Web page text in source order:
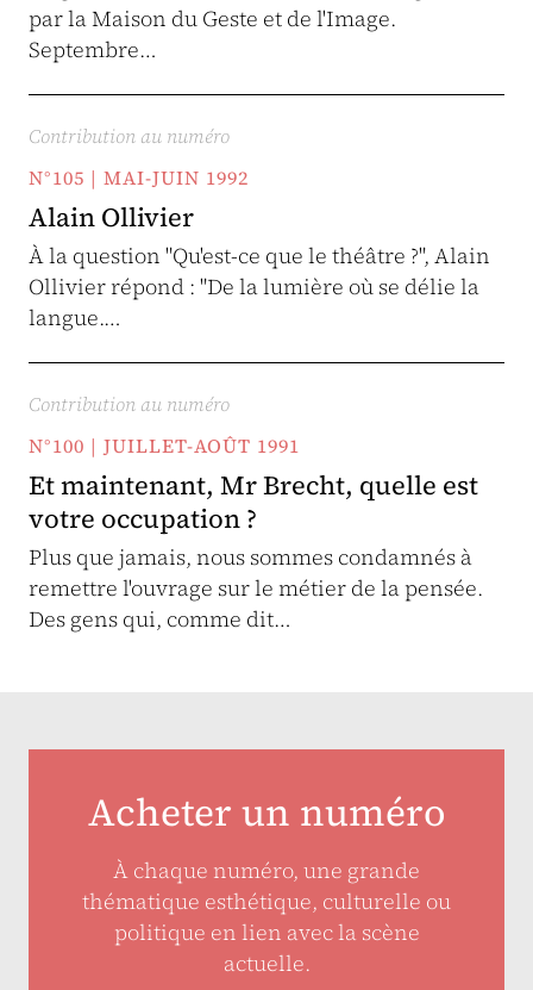
par la Maison du Geste et de l'Image.
Septembre…
Contribution au numéro
N°105 | MAI-JUIN 1992
Alain Ollivier
À la question "Qu'est-ce que le théâtre ?", Alain
Ollivier répond : "De la lumière où se délie la
langue.…
Contribution au numéro
N°100 | JUILLET-AOÛT 1991
Et maintenant, Mr Brecht, quelle est
votre occupation ?
Plus que jamais, nous sommes condamnés à
remettre l'ouvrage sur le métier de la pensée.
Des gens qui, comme dit…
Acheter un numéro
À chaque numéro, une grande
thématique esthétique, culturelle ou
politique en lien avec la scène
actuelle.